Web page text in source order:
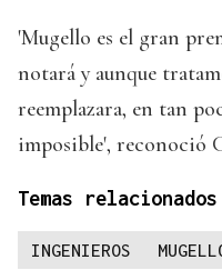
'Mugello es el gran
notará y aunque
reemplazara, en tan
imposible', reconoció
Temas relacionados
INGENIEROS